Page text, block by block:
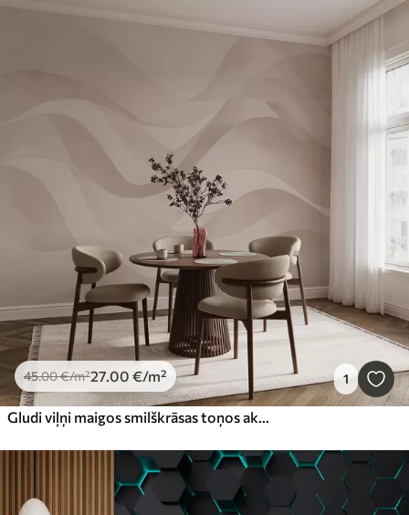
45.00€/m²27.00 €/m² 1
Gludi viļņi maigos smilškrāsas toņos akvareļu stilā